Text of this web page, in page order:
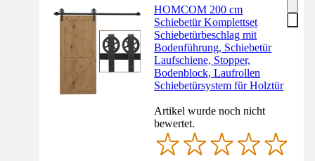
HOMCOM 200 cm
Schiebetür Komplettset
Schiebetürbeschlag mit
Bodenführung, Schiebetür
Laufschiene, Stopper,
Bodenblock, Laufrollen
Schiebetürsystem für Holztür
Artikel wurde noch nicht
bewertet.